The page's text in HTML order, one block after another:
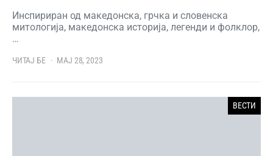
Инспириран од македонска, грчка и словенска
митологија, македонска историја, легенди и фолклор,
…
ЧИТАЈ БЕ МАЈ 28, 2023
ВЕСТИ